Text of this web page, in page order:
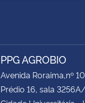
PPG AGROBIO
Avenida Roraima,nº
Prédio 16, sala 3256A/